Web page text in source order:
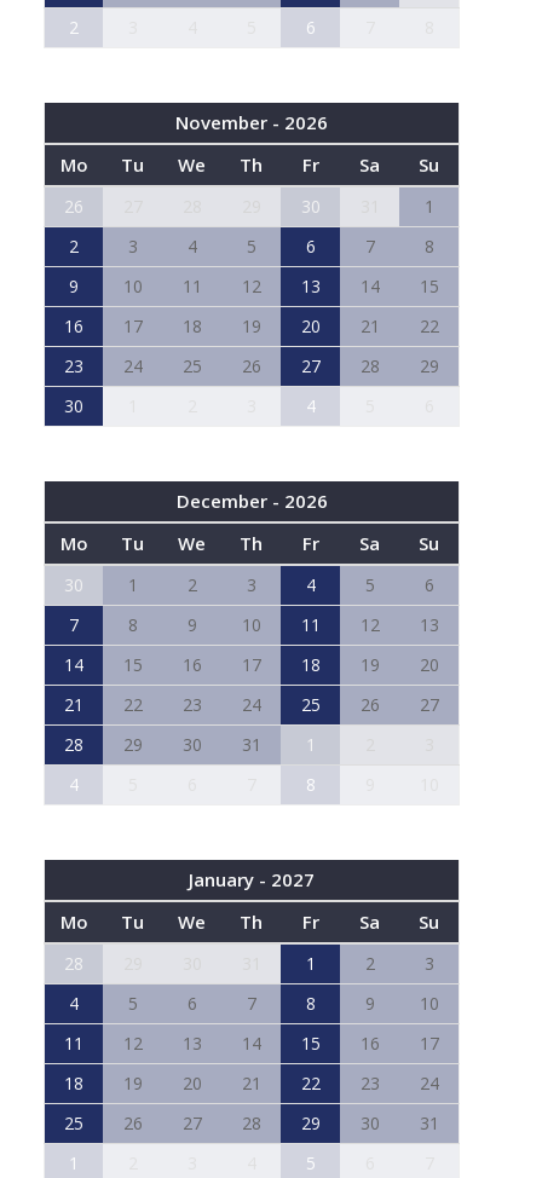
2
6
November - 2026
Mo
Tu We Th Fr Sa Su
26 30
1
2
3 4 5 6 7
8
9
10 11 12 13 14
15
16
17 18 19 20 21
22
23
24 25 26 27 28
29
30
4
December - 2026
Mo
Tu We Th Fr Sa Su
30 1 2 3 4 5
6
7
8 9 10 11 12
13
14
15 16 17 18 19
20
21
22 23 24 25 26
27
28
29 30 31 1
4
8
January - 2027
Mo
Tu We Th Fr Sa Su
28 1 2
3
4
5 6 7 8 9
10
11
12 13 14 15 16
17
18
19 20 21 22 23
24
25
26 27 28 29 30
31
1
5